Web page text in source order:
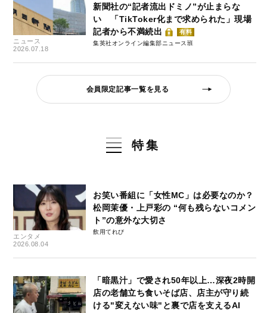
ニュース
2026.07.18
新聞社の“記者流出ドミノ”が止まらな
い 「TikToker化まで求められた」現場
記者から不満続出
有料
集英社オンライン編集部ニュース班
会員限定記事一覧を見る
特集
エンタメ
2026.08.04
お笑い番組に「女性MC」は必要なのか？
松岡茉優・上戸彩の “何も残らないコメン
ト”の意外な大切さ
飲用てれび
「暗黒汁」で愛され50年以上…深夜2時開
店の老舗立ち食いそば店、店主が守り続
ける"変えない味"と裏で店を支えるAI